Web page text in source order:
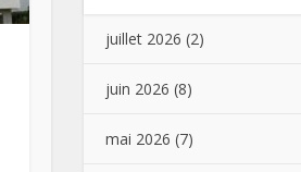
juillet 2026 (2)
juin 2026 (8)
mai 2026 (7)